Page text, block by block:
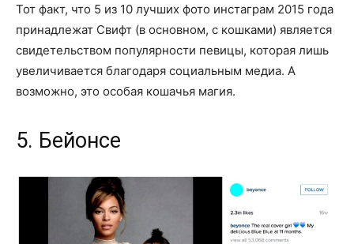
Тот факт, что 5 из 10 лучших фото инстаграм 2015 года
принадлежат Свифт (в основном, с кошками) является
свидетельством популярности певицы, которая лишь
увеличивается благодаря социальным медиа. А
возможно, это особая кошачья магия.
5. Бейонсе